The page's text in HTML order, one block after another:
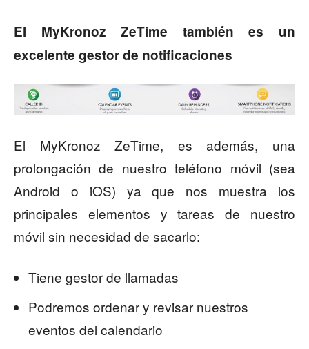
El MyKronoz ZeTime también es un
excelente gestor de notificaciones
El MyKronoz ZeTime, es además, una
prolongación de nuestro teléfono móvil (sea
Android o iOS) ya que nos muestra los
principales elementos y tareas de nuestro
móvil sin necesidad de sacarlo:
Tiene gestor de llamadas
Podremos ordenar y revisar nuestros
eventos del calendario